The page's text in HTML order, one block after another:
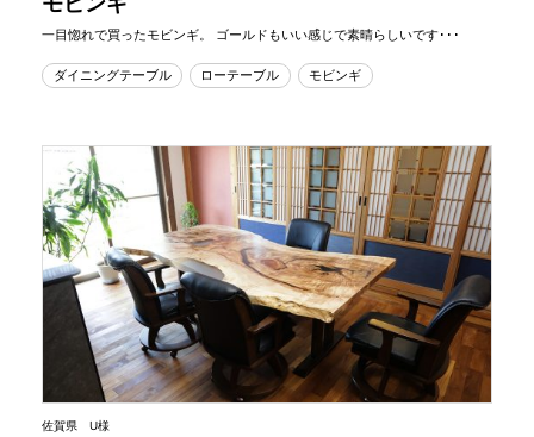
一目惚れで買ったモビンギ。 ゴールドもいい感じで素晴らしいです･･･
ダイニングテーブル ローテーブル モビンギ
佐賀県 U様